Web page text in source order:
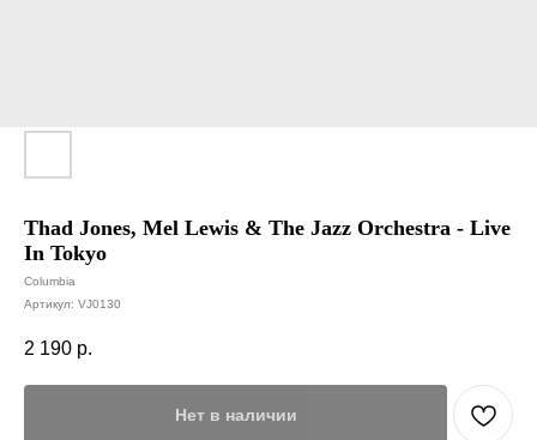
Thad Jones, Mel Lewis & The Jazz Orchestra - Live
In Tokyo
Columbia
Артикул: VJ0130
2 190 р.
Нет в наличии